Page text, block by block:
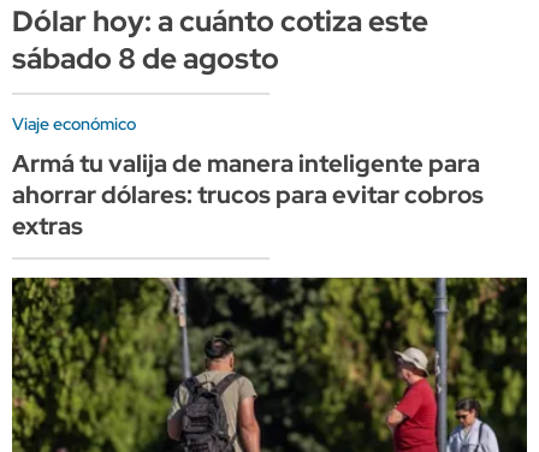
Dólar hoy: a cuánto cotiza este
sábado 8 de agosto
Viaje económico
Armá tu valija de manera inteligente para
ahorrar dólares: trucos para evitar cobros
extras